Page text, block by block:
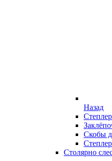
Назад
Скобы
Столярно